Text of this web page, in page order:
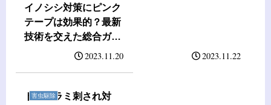
イノシシ対策にピンク
テープは効果的？最新
技術を交えた総合ガイ
2023.11.20 2023.11.22
害虫駆除
トコジラミ刺され対